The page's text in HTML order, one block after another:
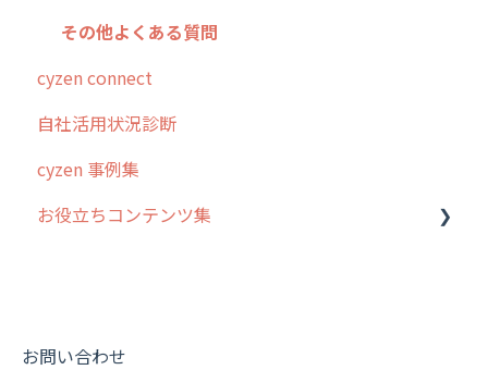
その他よくある質問
cyzen connect
自社活用状況診断
cyzen 事例集
お役立ちコンテンツ集
動画集：共通
お問い合わせ